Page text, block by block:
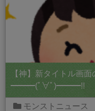
【神】新タイトル画
━━━(ﾟ∀ﾟ)━━━!!
モンストニュース